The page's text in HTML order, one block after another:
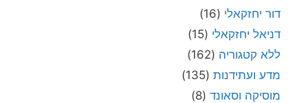
דור יחזקאלי (16)
דניאל יחזקאלי (15)
ללא קטגוריה (162)
מדע ועתידנות (135)
מוסיקה וסאונד (8)